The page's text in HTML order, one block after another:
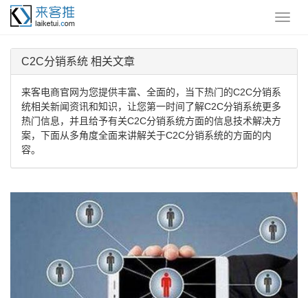
C2C分销系统 相关文章
来客电商官网为您提供丰富、全面的，当下热门的C2C分销系
统相关新闻资讯和知识，让您第一时间了解C2C分销系统更多
热门信息，并且给予有关C2C分销系统方面的信息技术解决方
案，下面从多角度全面来讲解关于C2C分销系统的方面的内
容。